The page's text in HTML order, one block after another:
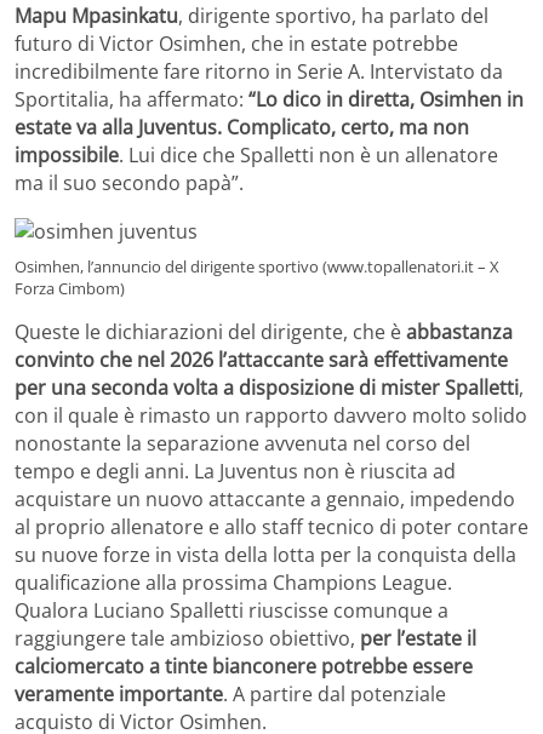
Mapu Mpasinkatu, dirigente sportivo, ha parlato del
futuro di Victor Osimhen, che in estate potrebbe
incredibilmente fare ritorno in Serie A. Intervistato da
Sportitalia, ha affermato: “Lo dico in diretta, Osimhen in
estate va alla Juventus. Complicato, certo, ma non
impossibile. Lui dice che Spalletti non è un allenatore
ma il suo secondo papà”.
Osimhen, l’annuncio del dirigente sportivo (www.topallenatori.it – X
Forza Cimbom)
Queste le dichiarazioni del dirigente, che èabbastanza
convinto che nel 2026 l’attaccante sarà effettivamente
per una seconda volta a disposizione di mister Spalletti,
con il quale è rimasto un rapporto davvero molto solido
nonostante la separazione avvenuta nel corso del
tempo e degli anni. La Juventus non è riuscita ad
acquistare un nuovo attaccante a gennaio, impedendo
al proprio allenatore e allo staff tecnico di poter contare
su nuove forze in vista della lotta per la conquista della
qualificazione alla prossima Champions League.
Qualora Luciano Spalletti riuscisse comunque a
raggiungere tale ambizioso obiettivo, per l’estate il
calciomercato a tinte bianconere potrebbe essere
veramente importante. A partire dal potenziale
acquisto di Victor Osimhen.